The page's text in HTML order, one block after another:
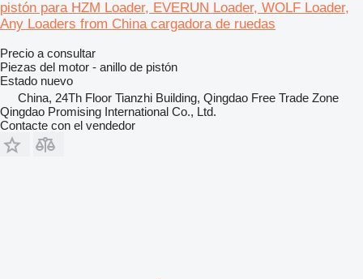
pistón para HZM Loader, EVERUN Loader, WOLF Loader,
Any Loaders from China cargadora de ruedas
Precio a consultar
Piezas del motor - anillo de pistón
Estado nuevo
China, 24Th Floor Tianzhi Building, Qingdao Free Trade Zone
Qingdao Promising International Co., Ltd.
Contacte con el vendedor